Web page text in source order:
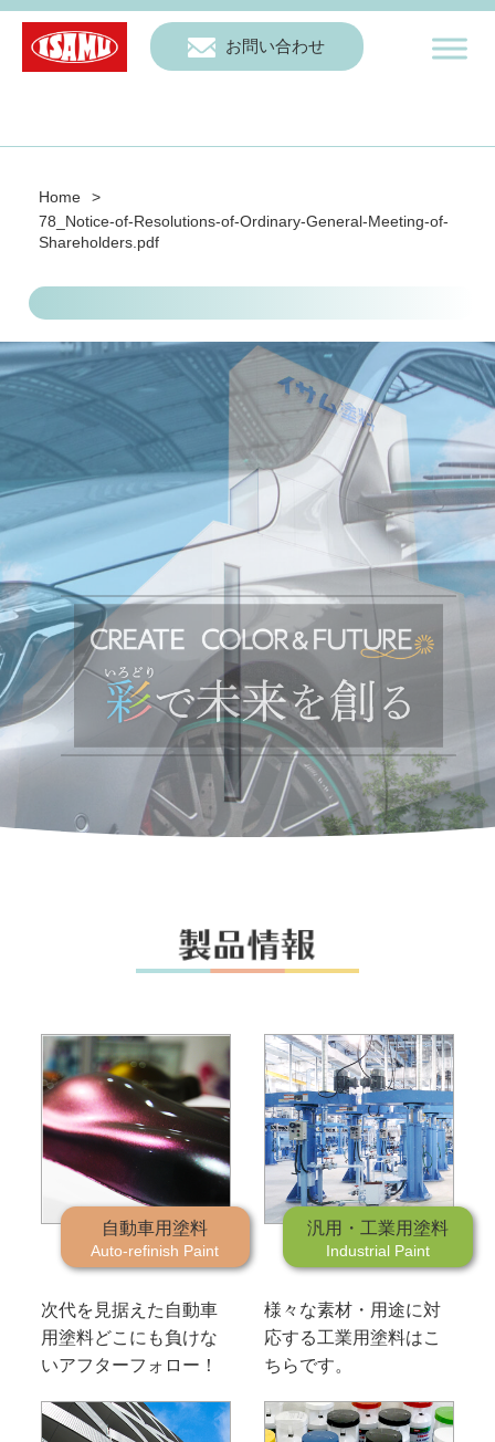
お問い合わせ
Home
>
78_Notice-of-Resolutions-of-Ordinary-General-Meeting-of-
Shareholders.pdf
自動車用塗料
Auto-refinish Paint
次代を見据えた自動車
用塗料どこにも負けな
いアフターフォロー！
汎用・工業用塗料
Industrial Paint
様々な素材・用途に対
応する工業用塗料はこ
ちらです。